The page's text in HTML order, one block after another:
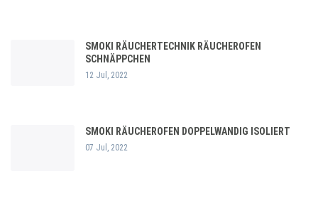
SMOKI RÄUCHERTECHNIK RÄUCHEROFEN
SCHNÄPPCHEN
12 Jul, 2022
SMOKI RÄUCHEROFEN DOPPELWANDIG ISOLIERT
07 Jul, 2022